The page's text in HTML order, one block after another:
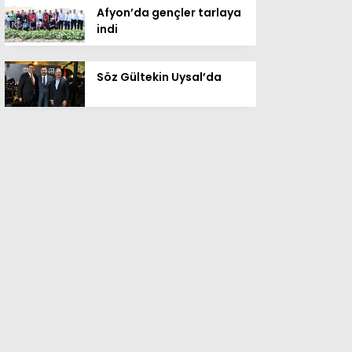
Afyon’da gençler tarlaya
indi
Söz Gültekin Uysal’da